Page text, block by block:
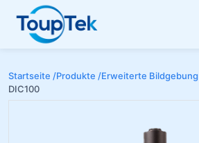
Startseite /Produkte /Erweiterte
DIC100